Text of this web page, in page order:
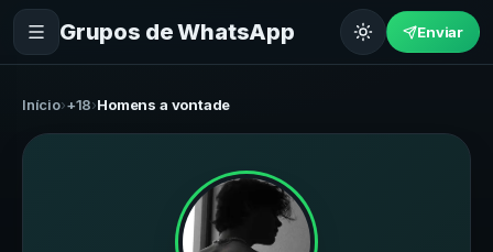
Grupos de WhatsApp Enviar
Início›+18›Homens a vontade